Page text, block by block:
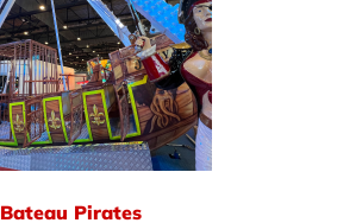
Bateau Pirates